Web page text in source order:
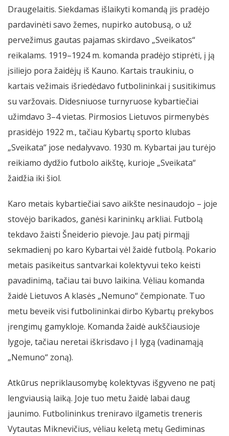
Draugelaitis. Siekdamas išlaikyti komandą jis pradėjo
pardavinėti savo žemes, nupirko autobusą, o už
pervežimus gautas pajamas skirdavo „Sveikatos“
reikalams. 1919–1924 m. komanda pradėjo stiprėti, į ją
įsiliejo pora žaidėjų iš Kauno. Kartais traukiniu, o
kartais vežimais išriedėdavo futbolininkai į susitikimus
su varžovais. Didesniuose turnyruose kybartiečiai
užimdavo 3–4 vietas. Pirmosios Lietuvos pirmenybės
prasidėjo 1922 m., tačiau Kybartų sporto klubas
„Sveikata“ jose nedalyvavo. 1930 m. Kybartai jau turėjo
reikiamo dydžio futbolo aikštę, kurioje „Sveikata“
žaidžia iki šiol.
Karo metais kybartiečiai savo aikšte nesinaudojo – joje
stovėjo barikados, ganėsi karininkų arkliai. Futbolą
tekdavo žaisti Šneiderio pievoje. Jau patį pirmąjį
sekmadienį po karo Kybartai vėl žaidė futbolą. Pokario
metais pasikeitus santvarkai kolektyvui teko keisti
pavadinimą, tačiau tai buvo laikina. Vėliau komanda
žaidė Lietuvos A klasės „Nemuno“ čempionate. Tuo
metu beveik visi futbolininkai dirbo Kybartų prekybos
įrengimų gamykloje. Komanda žaidė aukščiausioje
lygoje, tačiau neretai iškrisdavo į I lygą (vadinamąją
„Nemuno“ zoną).
Atkūrus nepriklausomybę kolektyvas išgyveno ne patį
lengviausią laiką. Joje tuo metu žaidė labai daug
jaunimo. Futbolininkus treniravo ilgametis treneris
Vytautas Miknevičius, vėliau keletą metų Gediminas